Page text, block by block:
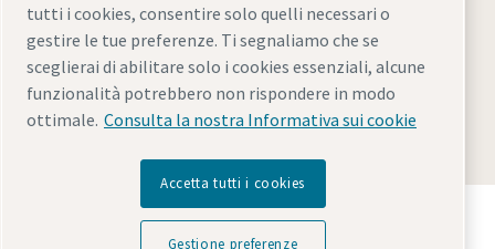
Informativa sulla privacy e note legali
Gestione preferenze cookiesAccessibilità Mappa del sito
© 2026 Atlas Copco Italia S.r.l.
Scopri come Atlas Copco Group promuove la
tecnologia che trasforma il futuro.
tutti i cookies, consentire solo quelli necessari o
gestire le tue preferenze. Ti segnaliamo che se
sceglierai di abilitare solo i cookies essenziali, alcune
funzionalità potrebbero non rispondere in modo
ottimale. Consulta la nostra Informativa sui cookie
Accetta tutti i cookies
Gestione preferenze